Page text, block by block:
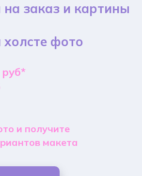
заказ и картины
холсте фото
и получите
макета